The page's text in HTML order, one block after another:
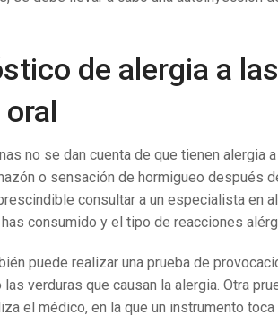
de alergia a
no se dan cuenta de que tienen alergia
o sensación de hormigueo después
consultar a un especialista en
consumido y el tipo de reacciones
puede realizar una prueba de
verduras que causan la alergia. Otra
el médico, en la que un instrumento